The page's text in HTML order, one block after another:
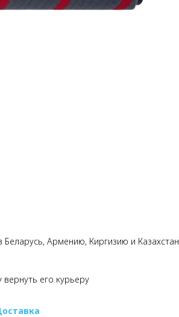
Армению, Киргизию и Казахстан
его курьеру